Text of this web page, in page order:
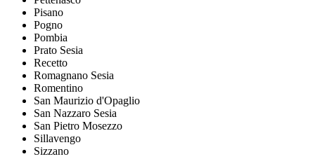
Pisano
Pogno
Pombia
Prato Sesia
Recetto
Romagnano Sesia
Romentino
San Maurizio d'Opaglio
San Nazzaro Sesia
San Pietro Mosezzo
Sillavengo
Sizzano